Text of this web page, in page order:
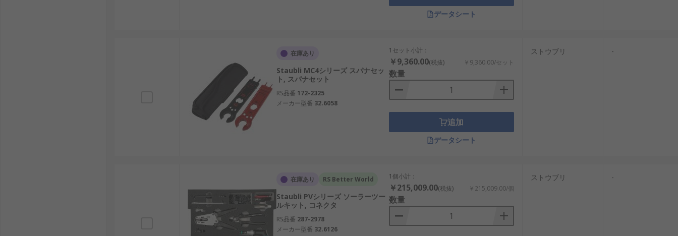
データシート
在庫あり
Staubli MC4シリーズ スパナセッ
ト, スパナセット
RS品番 172-2325
メーカー型番 32.6058
1セット小計：
￥9,360.00(税抜) ￥9,360.00/セット
数量
追加
データシート
ストウブリ -
在庫あり RS Better World
Staubli PVシリーズ ソーラーツー
ルキット, コネクタ
RS品番 287-2978
メーカー型番 32.6126
1個小計：
￥215,009.00(税抜) ￥215,009.00/個
数量
ストウブリ -